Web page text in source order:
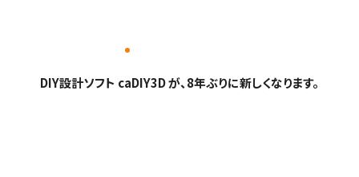
DIY設計ソフト caDIY3D が、8年ぶりに新しくなります。